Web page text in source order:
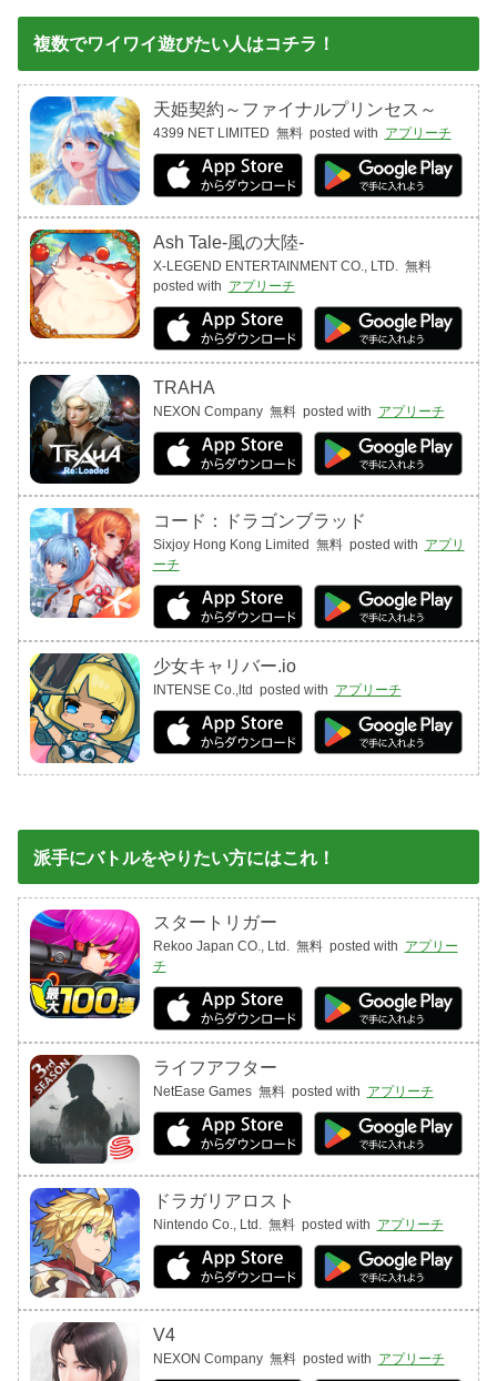
複数でワイワイ遊びたい人はコチラ！
天姫契約～ファイナルプリンセス～
4399 NET LIMITED 無料 posted with アプリーチ
Ash Tale-風の大陸-
X-LEGEND ENTERTAINMENT CO., LTD. 無料
posted with アプリーチ
TRAHA
NEXON Company 無料 posted with アプリーチ
コード：ドラゴンブラッド
Sixjoy Hong Kong Limited 無料 posted with アプリ
ーチ
少女キャリバー.io
INTENSE Co.,ltd posted with アプリーチ
派手にバトルをやりたい方にはこれ！
スタートリガー
Rekoo Japan CO., Ltd. 無料 posted with アプリー
チ
ライフアフター
NetEase Games 無料 posted with アプリーチ
ドラガリアロスト
Nintendo Co., Ltd. 無料 posted with アプリーチ
V4
NEXON Company 無料 posted with アプリーチ